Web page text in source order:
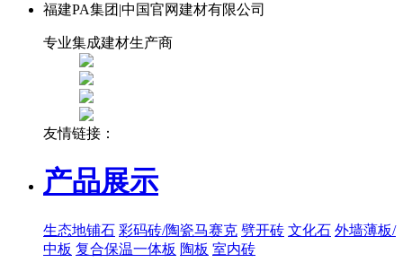
福建PA集团|中国官网建材有限公司
专业集成建材生产商
友情链接：
产品展示
生态地铺石 彩码砖/陶瓷马赛克 劈开砖 文化石 外墙薄板/
中板 复合保温一体板 陶板 室内砖